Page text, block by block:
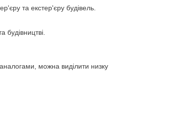
та екстер'єру будівель.
будівництві.
можна виділити низку